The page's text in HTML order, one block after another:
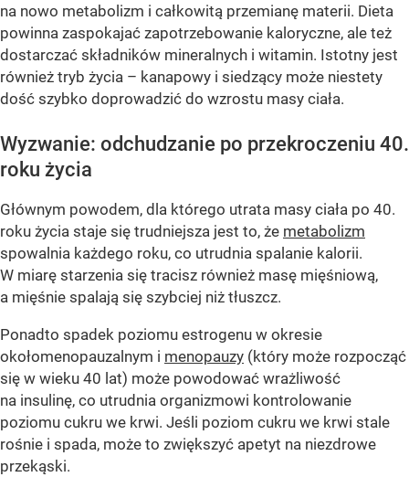
na nowo metabolizm i całkowitą przemianę materii. Dieta
powinna zaspokajać zapotrzebowanie kaloryczne, ale też
dostarczać składników mineralnych i witamin. Istotny jest
również tryb życia – kanapowy i siedzący może niestety
dość szybko doprowadzić do wzrostu masy ciała.
Wyzwanie: odchudzanie po przekroczeniu 40.
roku życia
Głównym powodem, dla którego utrata masy ciała po 40.
roku życia staje się trudniejsza jest to, że metabolizm
spowalnia każdego roku, co utrudnia spalanie kalorii.
W miarę starzenia się tracisz również masę mięśniową,
a mięśnie spalają się szybciej niż tłuszcz.
Ponadto spadek poziomu estrogenu w okresie
okołomenopauzalnym i menopauzy (który może rozpocząć
się w wieku 40 lat) może powodować wrażliwość
na insulinę, co utrudnia organizmowi kontrolowanie
poziomu cukru we krwi. Jeśli poziom cukru we krwi stale
rośnie i spada, może to zwiększyć apetyt na niezdrowe
przekąski.